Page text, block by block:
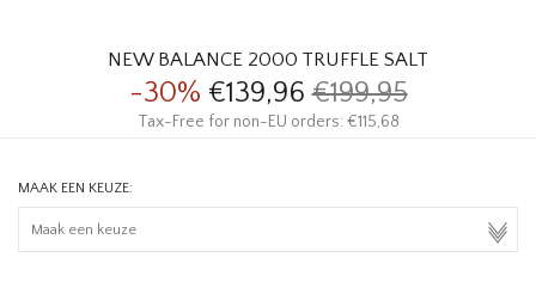
NEW BALANCE 2000 TRUFFLE SALT
-30% €139,96€199,95
Tax-Free for non-EU orders: €115,68
MAAK EEN KEUZE: